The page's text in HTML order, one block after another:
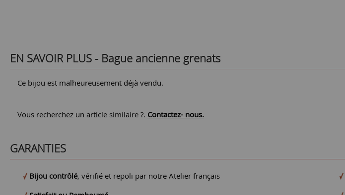
EN SAVOIR PLUS - Bague ancienne grenats
Ce bijou est malheureusement déjà vendu.
Vous recherchez un article similaire ?. Contactez- nous.
GARANTIES
Bijou contrôlé, vérifié et repoli par notre Atelier français